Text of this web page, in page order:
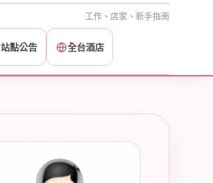
工作、店家、新手指南
站點公告 全台酒店